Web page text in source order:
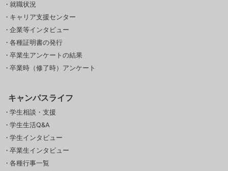
就職状況
キャリア支援センター
企業等インタビュー
各種証明書の発行
卒業生アンケートの結果
卒業時（修了時）アンケート
キャンパスライフ
学生相談・支援
学生生活Q&A
学生インタビュー
卒業生インタビュー
各種行事一覧